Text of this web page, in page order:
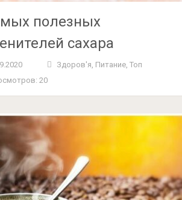
полезных
сахара
Здоров'я, Питание,Топ
20